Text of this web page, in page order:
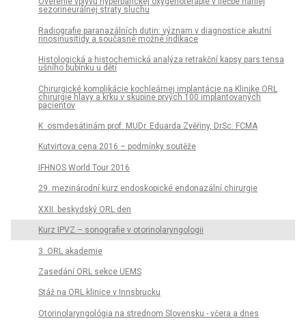
sezorineurálnej straty sluchu
Radiografie paranazálních dutin: význam v diagnostice akutní
rinosinusitidy a současné možné indikace
Histologická a histochemická analýza retrakční kapsy pars tensa
ušního bubínku u dětí
Chirurgické komplikácie kochleárnej implantácie na Klinike ORL
chirurgie hlavy a krku v skupine prvých 100 implantovaných
pacientov
K osmdesátinám prof. MUDr. Eduarda Zvěřiny, DrSc. FCMA
Kutvirtova cena 2016 – podmínky soutěže
IFHNOS World Tour 2016
29. mezinárodní kurz endoskopické endonazální chirurgie
XXII. beskydský ORL den
Kurz IPVZ – sonografie v otorinolaryngologii
3. ORL akademie
Zasedání ORL sekce UEMS
Stáž na ORL klinice v Innsbrucku
Otorinolaryngológia na strednom Slovensku - včera a dnes